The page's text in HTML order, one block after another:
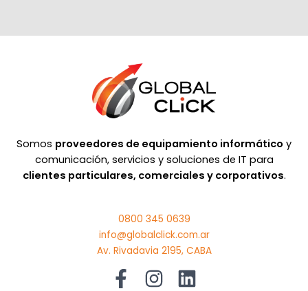
Somos proveedores de equipamiento informático y
comunicación, servicios y soluciones de IT para
clientes particulares, comerciales y corporativos.
0800 345 0639
info@globalclick.com.ar
Av. Rivadavia 2195, CABA